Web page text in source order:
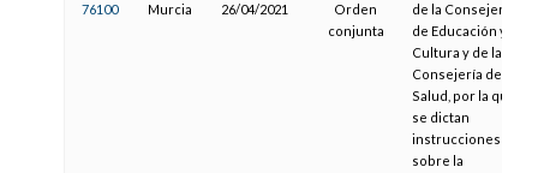
76100 Murcia 26/04/2021
Orden
conjunta
de la Consejería
de Educación y
Cultura y de la
Consejería de
Salud, por la que
se dictan
instrucciones
sobre la